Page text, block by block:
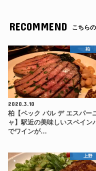
RECOMMEND こちら
柏
2020.3.10
柏【ペック バル デ エスパー
ャ】駅近の美味しいスペイン
でワインが…
上野